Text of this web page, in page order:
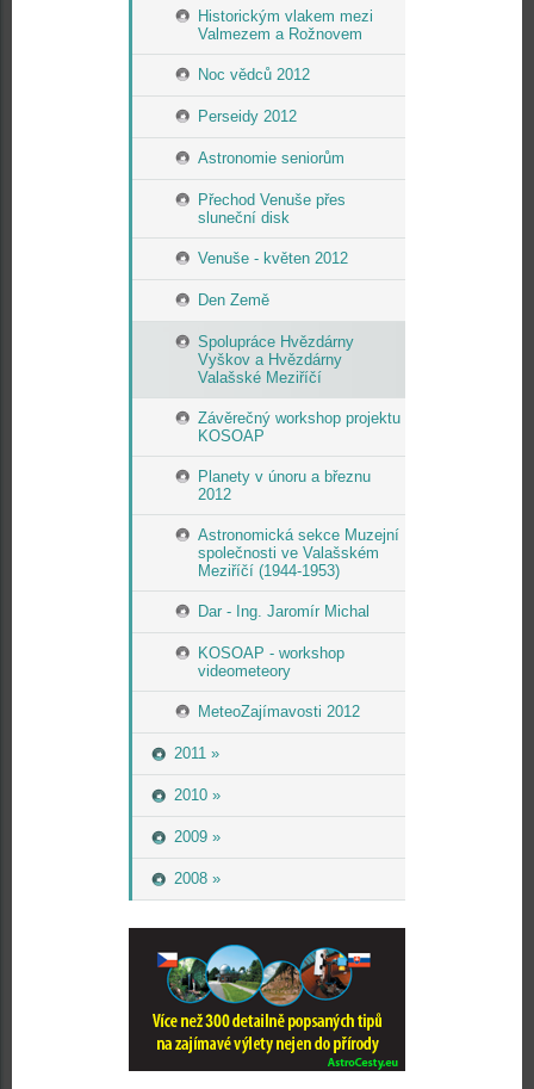
Historickým vlakem mezi
Valmezem a Rožnovem
Noc vědců 2012
Perseidy 2012
Astronomie seniorům
Přechod Venuše přes
sluneční disk
Venuše - květen 2012
Den Země
Spolupráce Hvězdárny
Vyškov a Hvězdárny
Valašské Meziříčí
Závěrečný workshop projektu
KOSOAP
Planety v únoru a březnu
2012
Astronomická sekce Muzejní
společnosti ve Valašském
Meziříčí (1944-1953)
Dar - Ing. Jaromír Michal
KOSOAP - workshop
videometeory
MeteoZajímavosti 2012
2011 »
2010 »
2009 »
2008 »